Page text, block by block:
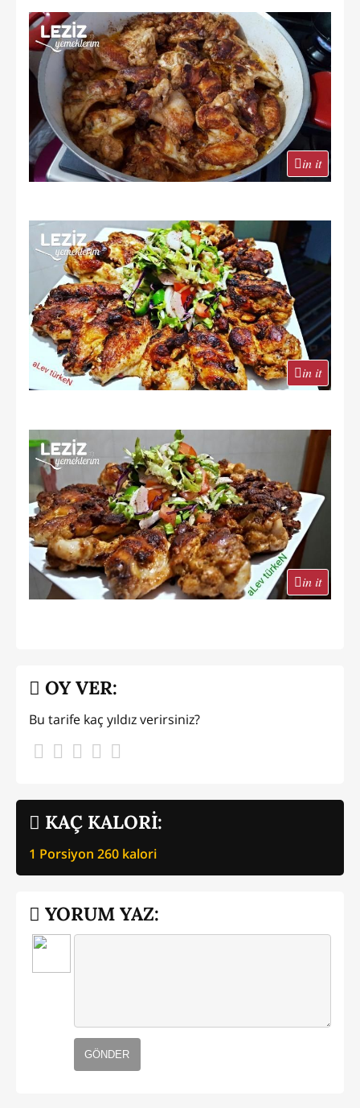
in it
in it
in it
KAÇ KALORİ:
1 Porsiyon 260 kalori
OY VER:
Bu tarife kaç yıldız verirsiniz?
YORUM YAZ:
GÖNDER